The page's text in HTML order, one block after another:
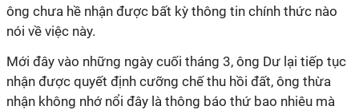
ông chưa hề nhận được bất kỳ thông tin chính thức nào
nói về việc này.
Mới đây vào những ngày cuối tháng 3, ông Dư lại tiếp tục
nhận được quyết định cưỡng chế thu hồi đất, ông thừa
nhận không nhớ nổi đây là thông báo thứ bao nhiêu mà